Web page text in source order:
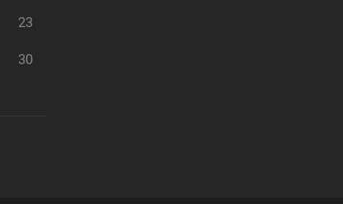
23
30